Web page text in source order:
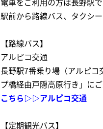
駅前から路線バス、タクシー
【路線バス】
アルピコ交通
長野駅7番乗り場（アルピ
プ橋経由戸隠高原行き」に
こちら▷▷アルピコ交通
【定期観光バス】